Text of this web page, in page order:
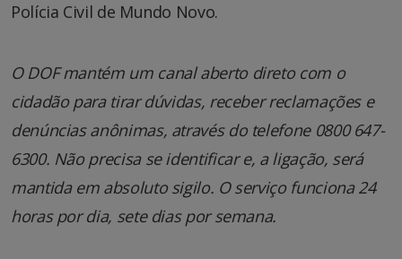
Polícia Civil de Mundo Novo.
O DOF mantém um canal aberto direto com o
cidadão para tirar dúvidas, receber reclamações e
denúncias anônimas, através do telefone 0800 647-
6300. Não precisa se identificar e, a ligação, será
mantida em absoluto sigilo. O serviço funciona 24
horas por dia, sete dias por semana.